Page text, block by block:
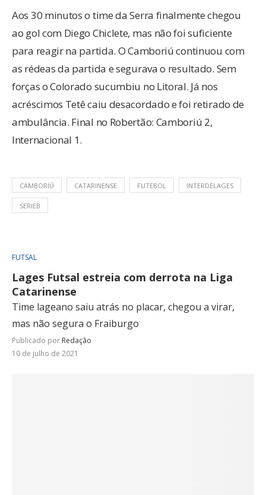
Aos 30 minutos o time da Serra finalmente chegou
ao gol com Diego Chiclete, mas não foi suficiente
para reagir na partida. O Camboriú continuou com
as rédeas da partida e segurava o resultado. Sem
forças o Colorado sucumbiu no Litoral. Já nos
acréscimos Tetê caiu desacordado e foi retirado de
ambulância. Final no Robertão: Camboriú 2,
Internacional 1.
CAMBORIÚ CATARINENSE FUTEBOL INTERDELAGES
SERIEB
FUTSAL
Lages Futsal estreia com derrota na Liga
Catarinense
Time lageano saiu atrás no placar, chegou a virar,
mas não segura o Fraiburgo
Publicado por Redação
10 de julho de 2021